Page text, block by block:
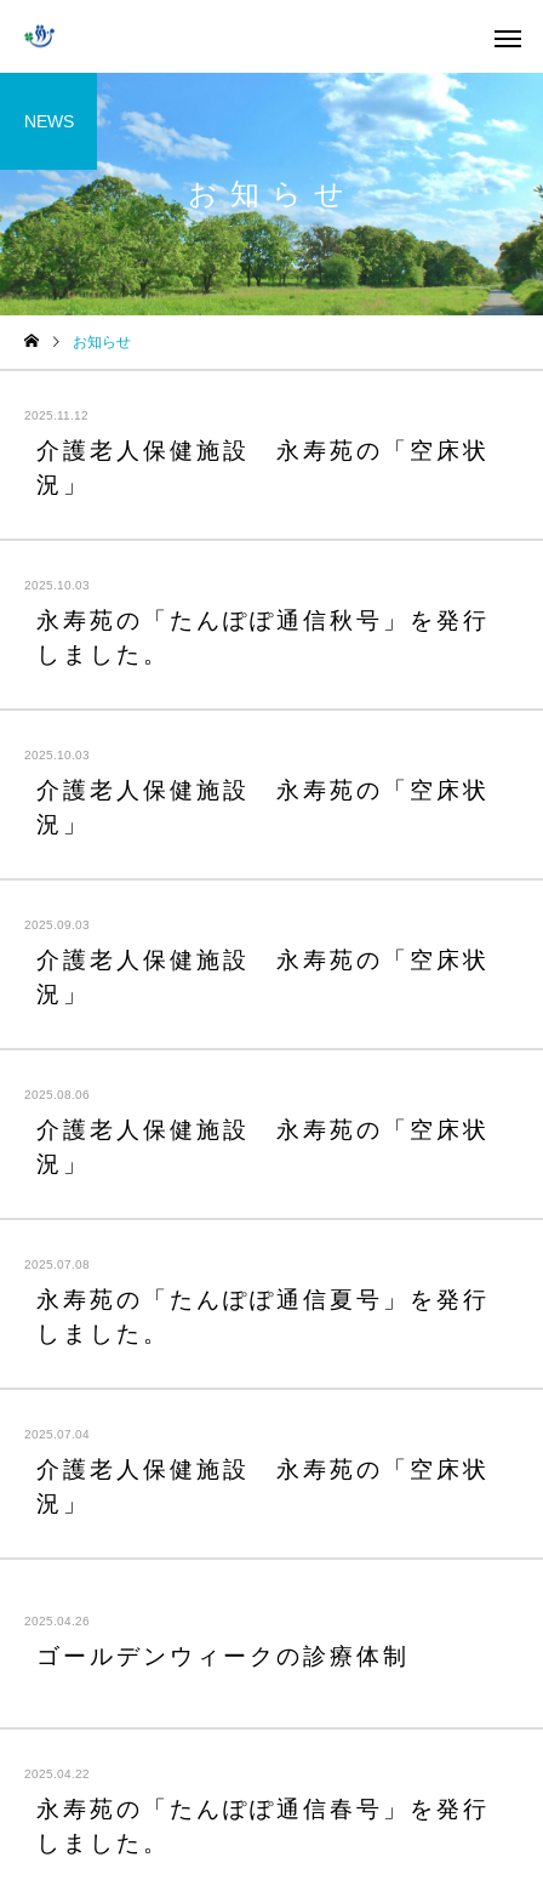
お知らせ
NEWS
お知らせ
2025.11.12
介護老人保健施設 永寿苑の「空床状
況」
2025.10.03
永寿苑の「たんぽぽ通信秋号」を発行
しました。
2025.10.03
介護老人保健施設 永寿苑の「空床状
況」
2025.09.03
介護老人保健施設 永寿苑の「空床状
況」
2025.08.06
介護老人保健施設 永寿苑の「空床状
況」
2025.07.08
永寿苑の「たんぽぽ通信夏号」を発行
しました。
2025.07.04
介護老人保健施設 永寿苑の「空床状
況」
2025.04.26
ゴールデンウィークの診療体制
2025.04.22
永寿苑の「たんぽぽ通信春号」を発行
しました。